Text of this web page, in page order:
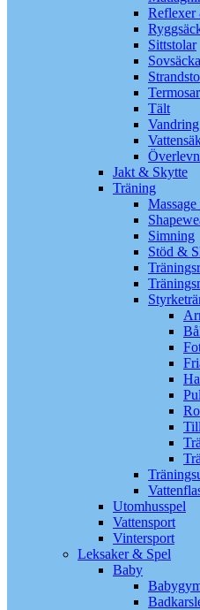
Reflexer
Sittstolar
Termosar
Tält
Vandring
Jakt & Skytte
Träning
Simning
Stöd &
Utomhusspel
Vattensport
Vintersport
Leksaker & Spel
Baby